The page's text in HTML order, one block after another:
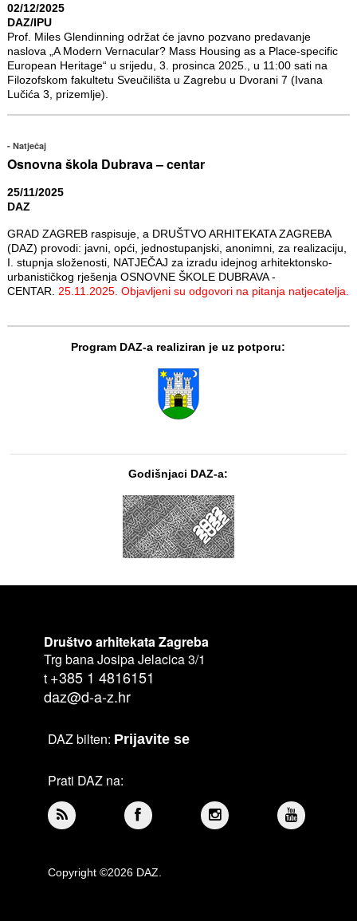
02/12/2025
DAZ/IPU
Prof. Miles Glendinning održat će javno pozvano predavanje
naslova „A Modern Vernacular? Mass Housing as a Place-specific
European Heritage“ u srijedu, 3. prosinca 2025., u 11:00 sati na
Filozofskom fakultetu Sveučilišta u Zagrebu u Dvorani 7 (Ivana
Lučića 3, prizemlje).
Natječaj
Osnovna škola Dubrava – centar
25/11/2025
DAZ
GRAD ZAGREB raspisuje, a DRUŠTVO ARHITEKATA ZAGREBA
(DAZ) provodi: javni, opći, jednostupanjski, anonimni, za realizaciju,
I. stupnja složenosti, NATJEČAJ za izradu idejnog arhitektonsko-
urbanističkog rješenja OSNOVNE ŠKOLE DUBRAVA -
CENTAR. 25.11.2025. Objavljeni su odgovori na pitanja natjecatelja.
Program DAZ-a realiziran je uz potporu:
Godišnjaci DAZ-a:
Društvo arhitekata Zagreba
Trg bana Josipa Jelacica 3/1
t +385 1 4816151
daz@d-a-z.hr
DAZ bilten: Prijavite se
Prati DAZ na:
Copyright ©2026 DAZ.